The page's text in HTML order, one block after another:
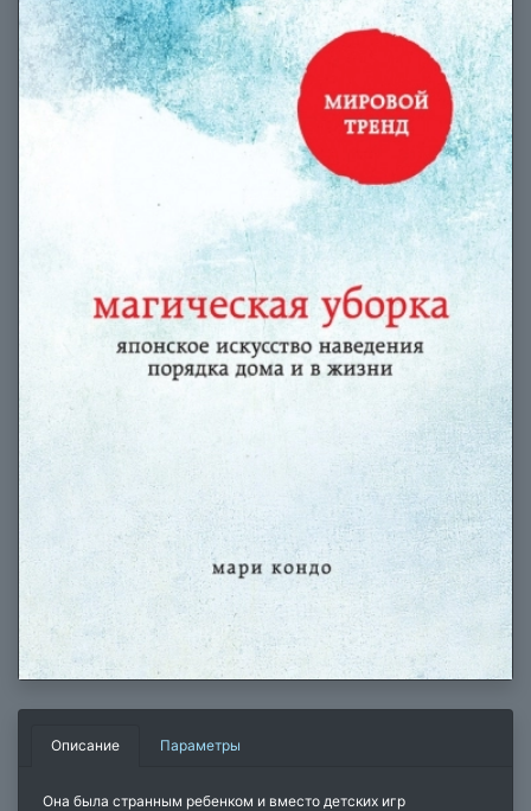
Описание Параметры
Она была странным ребенком и вместо детских игр